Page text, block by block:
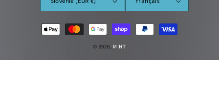
Moyens
de
© 2026, MINT